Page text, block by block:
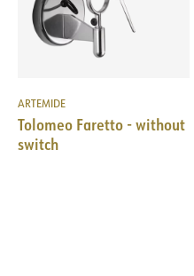
ARTEMIDE
Tolomeo Faretto - without
switch